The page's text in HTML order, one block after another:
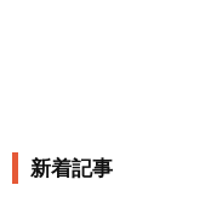
新着記事